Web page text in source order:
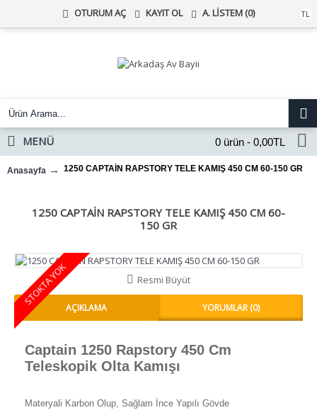
TL
OTURUM AÇ KAYIT OL A. LISTEM (0)
0 ürün - 0,00TL
MENÜ
Anasayfa 1250 CAPTAİN RAPSTORY TELE KAMIŞ 450 CM 60-150 GR
1250 CAPTAİN RAPSTORY TELE KAMIŞ 450 CM 60-
150 GR
STOKTA YOK Resmi Büyüt
AÇIKLAMA YORUMLAR (0)
Captain 1250 Rapstory 450 Cm
Teleskopik Olta Kamışı
Materyali Karbon Olup, Sağlam İnce Yapılı Gövde